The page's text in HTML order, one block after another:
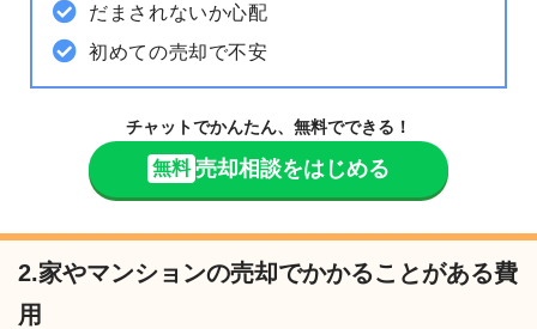
だまされないか心配
初めての売却で不安
チャットでかんたん、無料でできる！
無料 売却相談をはじめる
2.家やマンションの売却でかかることがある費
用